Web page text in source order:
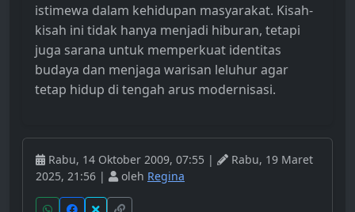
istimewa dalam kehidupan masyarakat. Kisah-
kisah ini tidak hanya menjadi hiburan, tetapi
juga sarana untuk memperkuat identitas
budaya dan menjaga warisan leluhur agar
tetap hidup di tengah arus modernisasi.
Rabu, 14 Oktober 2009, 07:55 |
Rabu, 19 Maret
2025, 21:56 |
oleh Regina